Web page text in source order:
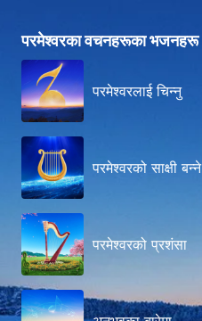
परमेश्‍वरका वचनहरूका भजनहरू
परमेश्‍वरलाई चिन्‍नु
परमेश्‍वरको साक्षी बन्‍ने
परमेश्वरको प्रशंसा